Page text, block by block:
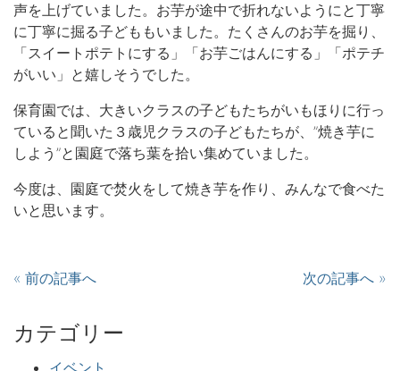
声を上げていました。お芋が途中で折れないようにと丁寧
に丁寧に掘る子どももいました。たくさんのお芋を掘り、
「スイートポテトにする」「お芋ごはんにする」「ポテチ
がいい」と嬉しそうでした。
保育園では、大きいクラスの子どもたちがいもほりに行っ
ていると聞いた３歳児クラスの子どもたちが、”焼き芋に
しよう”と園庭で落ち葉を拾い集めていました。
今度は、園庭で焚火をして焼き芋を作り、みんなで食べた
いと思います。
« 前の記事へ 次の記事へ »
カテゴリー
イベント